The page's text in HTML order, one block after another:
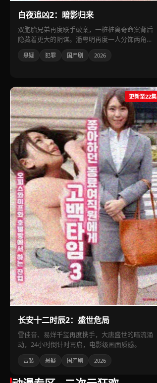
白夜追凶2：暗影归来
双胞胎兄弟再度联手破案，一桩桩离奇命案背后
隐藏着更大的阴谋。潘粤明再度一人分饰两角，
悬疑 犯罪 国产剧 2026
更新至22集
长安十二时辰2：盛世危局
雷佳音、易烊千玺再度携手，大唐盛世的暗流涌
动，24小时倒计时再启，电影级画面质感。
古装 悬疑 国产剧 2026